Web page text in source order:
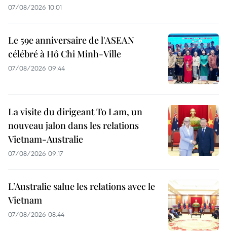
07/08/2026 10:01
Le 59e anniversaire de l'ASEAN
célébré à Hô Chi Minh-Ville
07/08/2026 09:44
La visite du dirigeant To Lam, un
nouveau jalon dans les relations
Vietnam-Australie
07/08/2026 09:17
L’Australie salue les relations avec le
Vietnam
07/08/2026 08:44